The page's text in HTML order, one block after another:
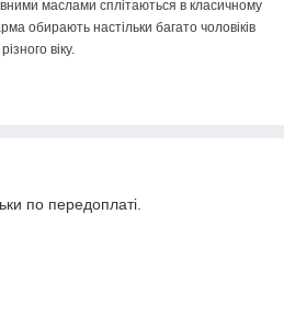
маслами сплітаються в класичному
обирають настільки багато чоловіків
різного віку.
по передоплаті.